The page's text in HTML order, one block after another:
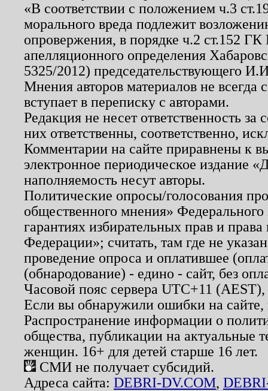
«В соответствии с положением ч.3
морального вреда подлежит
опровержения, в порядке ч.2 ст.152
апелляционного определения
5325/2012) председательствующего
Мнения авторов материалов не
вступает в переписку с авторами.
Редакция не несет ответственность
них ответственны, соответственно,
Комментарии на сайте приравнены к
электронное периодическое издание
наполняемость несут авторы.
Политические опросы/голосования
общественного мнения»
гарантиях избирательных прав и
Федерации»; считать, там где не
проведение опроса и оплатившее
(обнародование) - едино - сайт, без
Часовой пояс сервера UTC+11
Если вы обнаружили ошибки на
Распространение информации о
общества, публикации на актуальные
женщин. 16+ для детей старше 16 лет.
СМИ не получает субсидий.
Адреса сайта: DEBRI-DV.COM,